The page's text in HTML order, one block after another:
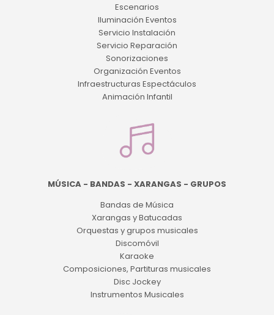
Escenarios
Iluminación Eventos
Servicio Instalación
Servicio Reparación
Sonorizaciones
Organización Eventos
Infraestructuras Espectáculos
Animación Infantil
MÚSICA - BANDAS - XARANGAS - GRUPOS
Bandas de Música
Xarangas y Batucadas
Orquestas y grupos musicales
Discomóvil
Karaoke
Composiciones, Partituras musicales
Disc Jockey
Instrumentos Musicales